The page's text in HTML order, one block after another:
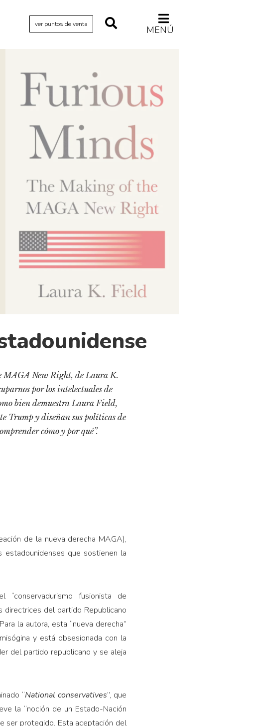
ver puntos de venta MENÚ
Relecturas
Turismo accidental
Vidas paralelas
MAGA New Right, de Laura K.
por los intelectuales de
bien demuestra Laura Field,
Trump y diseñan sus políticas de
cómo y por qué”.
de la nueva derecha MAGA),
estadounidenses que sostienen la
fusionista de
directrices del partido Republicano
la autora, esta “nueva derecha”
y está obsesionada con la
del partido republicano y se aleja
“National conservatives”, que
la “noción de un Estado-Nación
ser protegido. Esta aceptación del